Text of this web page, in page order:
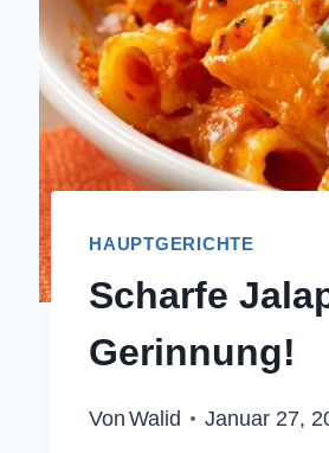
HAUPTGERICHTE
Scharfe
Gerinnung!
Von Walid Januar 27,